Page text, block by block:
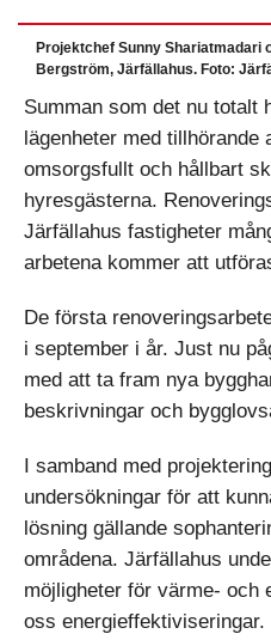
Projektchef Sunny Shariatmadari
Bergström, Järfällahus. Foto:
Summan som det nu totalt
lägenheter med tillhörande
omsorgsfullt och hållbart
hyresgästerna.
Järfällahus fastigheter
arbetena kommer att
De första
i september i år. Just nu
med att ta fram nya
beskrivningar och
I samband med
undersökningar för att
lösning gällande
områdena. Järfällahus
möjligheter för värme- och
oss